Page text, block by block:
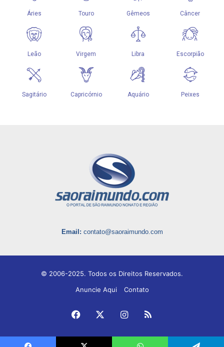
Email: contato@saoraimundo.com
© 2006-2025. Todos os Direitos Reservados.
Anuncie Aqui
Contato
Facebook Instagram
RSS